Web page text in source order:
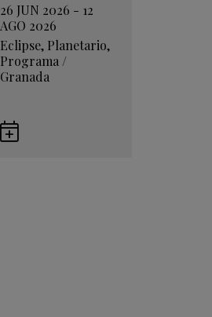
26 JUN 2026 - 12
AGO 2026
Eclipse, Planetario,
Programa /
Granada